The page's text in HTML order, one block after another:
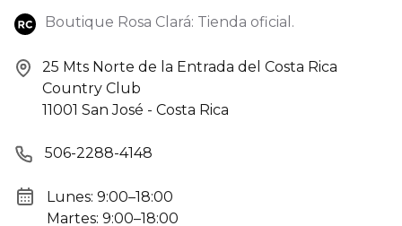
Boutique Rosa Clará: Tienda oficial.
25 Mts Norte de la Entrada del Costa Rica
Country Club
11001 San José - Costa Rica
506-2288-4148
Lunes: 9:00–18:00
Martes: 9:00–18:00